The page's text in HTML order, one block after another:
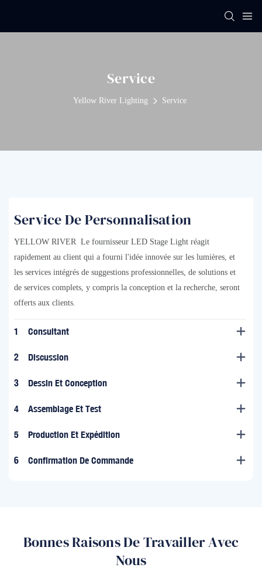
Service
Yellow River Lighting Service
Service De Personnalisation
YELLOW RIVER Le fournisseur LED Stage Light réagit
rapidement au client qui a fourni l'idée innovée sur les lumières, et
les services intégrés de suggestions professionnelles, de solutions et
de services complets, y compris la conception et la recherche, seront
offerts aux clients.
1 Consultant
2 Discussion
3 Dessin Et Conception
4 Assemblage Et Test
5 Production Et Expédition
6 Confirmation De Commande
Bonnes Raisons De Travailler Avec
Nous